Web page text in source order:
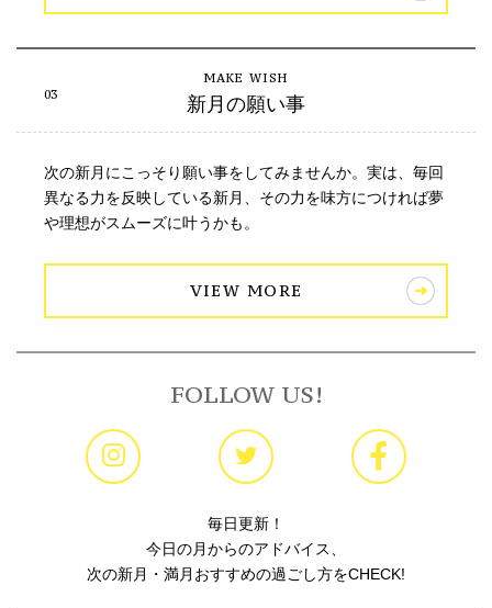
新月の願い事
次の新月にこっそり願い事をしてみませんか。実は、毎回
異なる力を反映している新月、その力を味方につければ夢
や理想がスムーズに叶うかも。
VIEW MORE
FOLLOW US!
毎日更新！
今日の月からのアドバイス、
次の新月・満月おすすめの過ごし方をCHECK!